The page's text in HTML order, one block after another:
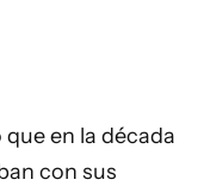
en la década
con sus